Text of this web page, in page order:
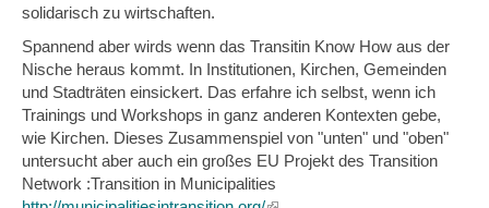
solidarisch zu wirtschaften.
Spannend aber wirds wenn das Transitin Know How aus der
Nische heraus kommt. In Institutionen, Kirchen, Gemeinden
und Stadträten einsickert. Das erfahre ich selbst, wenn ich
Trainings und Workshops in ganz anderen Kontexten gebe,
wie Kirchen. Dieses Zusammenspiel von "unten" und "oben"
untersucht aber auch ein großes EU Projekt des Transition
Network :Transition in Municipalities